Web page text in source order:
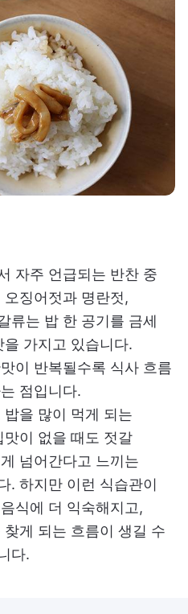
자주 언급되는 반찬 중
징어젓과 명란젓,
류는 밥 한 공기를 금세
가지고 있습니다.
이 반복될수록 식사 흐름
점입니다.
을 많이 먹게 되는
이 없을 때도 젓갈
넘어간다고 느끼는
. 하지만 이런 식습관이
식에 더 익숙해지고,
게 되는 흐름이 생길 수
다.